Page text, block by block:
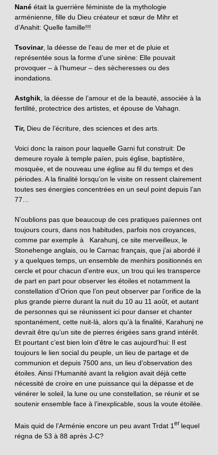
Nané était la guerrière féministe de la mythologie
arménienne, fille du Dieu créateur et sœur de Mihr et
d’Anahit: Quelle famille!!!
Tsovinar, la déesse de l’eau de mer et de pluie et
représentée sous la forme d’une sirène: Elle pouvait
provoquer – à l’humeur – des sècheresses ou des
inondations.
Astghik, la déesse de l’amour et de la beauté, associée à la
fertilité, protectrice des artistes, et épouse de Vahagn.
Tir, Dieu de l’écriture, des sciences et des arts.
Voici donc la raison pour laquelle Garni fut construit: De
demeure royale à temple païen, puis église, baptistère,
mosquée, et de nouveau une église au fil du temps et des
périodes. A la finalité lorsqu’on le visite on ressent clairement
toutes ses énergies concentrées en un seul point depuis l’an
77…
N’oublions pas que beaucoup de ces pratiques païennes ont
toujours cours, dans nos habitudes, parfois nos croyances,
comme par exemple à Karahunj, ce site merveilleux, le
Stonehenge anglais, ou le Carnac français, que j’ai abordé il
y a quelques temps, un ensemble de menhirs positionnés en
cercle et pour chacun d’entre eux, un trou qui les transperce
de part en part pour observer les étoiles et notamment la
constellation d’Orion que l’on peut observer par l’orifice de la
plus grande pierre durant la nuit du 10 au 11 août, et autant
de personnes qui se réunissent ici pour danser et chanter
spontanément, cette nuit-là, alors qu’à la finalité, Karahunj ne
devrait être qu’un site de pierres érigées sans grand intérêt.
Et pourtant c’est bien loin d’être le cas aujourd’hui: Il est
toujours le lien social du peuple, un lieu de partage et de
communion et depuis 7500 ans, un lieu d’observation des
étoiles. Ainsi l’Humanité avant la religion avait déjà cette
nécessité de croire en une puissance qui la dépasse et de
vénérer le soleil, la lune ou une constellation, se réunir et se
soutenir ensemble face à l’inexplicable, sous la voute étoilée.
Mais quid de l’Arménie encore un peu avant Trdat 1 er lequel
régna de 53 à 88 après J-C?